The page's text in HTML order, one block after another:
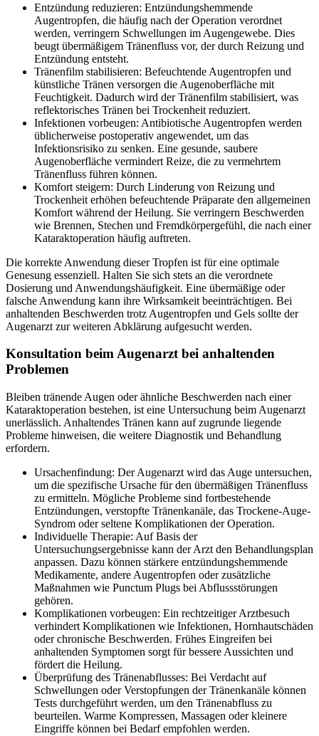
Entzündung reduzieren: Entzündungshemmende
Augentropfen, die häufig nach der Operation verordnet
werden, verringern Schwellungen im Augengewebe. Dies
beugt übermäßigem Tränenfluss vor, der durch Reizung und
Entzündung entsteht.
Tränenfilm stabilisieren: Befeuchtende Augentropfen und
künstliche Tränen versorgen die Augenoberfläche mit
Feuchtigkeit. Dadurch wird der Tränenfilm stabilisiert, was
reflektorisches Tränen bei Trockenheit reduziert.
Infektionen vorbeugen: Antibiotische Augentropfen werden
üblicherweise postoperativ angewendet, um das
Infektionsrisiko zu senken. Eine gesunde, saubere
Augenoberfläche vermindert Reize, die zu vermehrtem
Tränenfluss führen können.
Komfort steigern: Durch Linderung von Reizung und
Trockenheit erhöhen befeuchtende Präparate den allgemeinen
Komfort während der Heilung. Sie verringern Beschwerden
wie Brennen, Stechen und Fremdkörpergefühl, die nach einer
Kataraktoperation häufig auftreten.
Die korrekte Anwendung dieser Tropfen ist für eine optimale
Genesung essenziell. Halten Sie sich stets an die verordnete
Dosierung und Anwendungshäufigkeit. Eine übermäßige oder
falsche Anwendung kann ihre Wirksamkeit beeinträchtigen. Bei
anhaltenden Beschwerden trotz Augentropfen und Gels sollte der
Augenarzt zur weiteren Abklärung aufgesucht werden.
Konsultation beim Augenarzt bei anhaltenden
Problemen
Bleiben tränende Augen oder ähnliche Beschwerden nach einer
Kataraktoperation bestehen, ist eine Untersuchung beim Augenarzt
unerlässlich. Anhaltendes Tränen kann auf zugrunde liegende
Probleme hinweisen, die weitere Diagnostik und Behandlung
erfordern.
Ursachenfindung: Der Augenarzt wird das Auge untersuchen,
um die spezifische Ursache für den übermäßigen Tränenfluss
zu ermitteln. Mögliche Probleme sind fortbestehende
Entzündungen, verstopfte Tränenkanäle, das Trockene-Auge-
Syndrom oder seltene Komplikationen der Operation.
Individuelle Therapie: Auf Basis der
Untersuchungsergebnisse kann der Arzt den Behandlungsplan
anpassen. Dazu können stärkere entzündungshemmende
Medikamente, andere Augentropfen oder zusätzliche
Maßnahmen wie Punctum Plugs bei Abflussstörungen
gehören.
Komplikationen vorbeugen: Ein rechtzeitiger Arztbesuch
verhindert Komplikationen wie Infektionen, Hornhautschäden
oder chronische Beschwerden. Frühes Eingreifen bei
anhaltenden Symptomen sorgt für bessere Aussichten und
fördert die Heilung.
Überprüfung des Tränenabflusses: Bei Verdacht auf
Schwellungen oder Verstopfungen der Tränenkanäle können
Tests durchgeführt werden, um den Tränenabfluss zu
beurteilen. Warme Kompressen, Massagen oder kleinere
Eingriffe können bei Bedarf empfohlen werden.